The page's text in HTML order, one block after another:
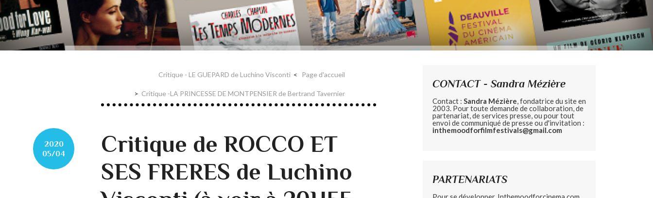
Critique - LE GUEPARD de Luchino Visconti Page d'accueil
Critique -LA PRINCESSE DE MONTPENSIER de Bertrand Tavernier
2020
05/04
Critique de ROCCO ET
SES FRERES de Luchino
CONTACT - Sandra Mézière
Contact : Sandra Mézière, fondatrice du site en
2003. Pour toute demande de collaboration, de
partenariat, de services presse, ou pour tout
envoi de communiqué de presse ou d'invitation :
inthemoodforfilmfestivals@gmail.com
PARTENARIATS